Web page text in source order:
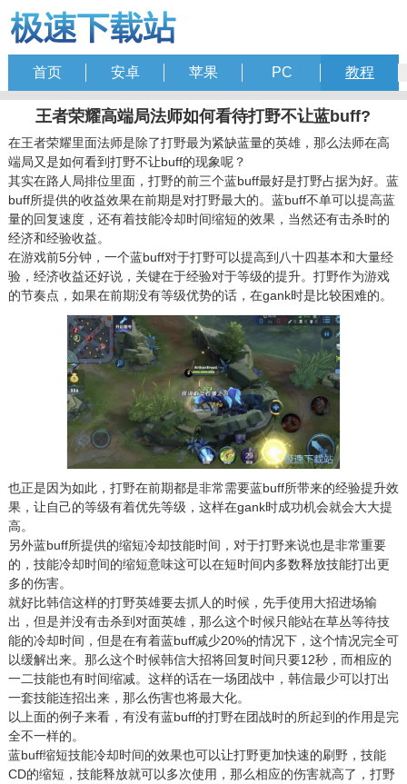
首页 安卓 苹果 PC 教程
王者荣耀高端局法师如何看待打野不让蓝buff?
在王者荣耀里面法师是除了打野最为紧缺蓝量的英雄，那么法师在高
端局又是如何看到打野不让buff的现象呢？
其实在路人局排位里面，打野的前三个蓝buff最好是打野占据为好。蓝
buff所提供的收益效果在前期是对打野最大的。蓝buff不单可以提高蓝
量的回复速度，还有着技能冷却时间缩短的效果，当然还有击杀时的
经济和经验收益。
在游戏前5分钟，一个蓝buff对于打野可以提高到八十四基本和大量经
验，经济收益还好说，关键在于经验对于等级的提升。打野作为游戏
的节奏点，如果在前期没有等级优势的话，在gank时是比较困难的。
也正是因为如此，打野在前期都是非常需要蓝buff所带来的经验提升效
果，让自己的等级有着优先等级，这样在gank时成功机会就会大大提
高。
另外蓝buff所提供的缩短冷却技能时间，对于打野来说也是非常重要
的，技能冷却时间的缩短意味这可以在短时间内多数释放技能打出更
多的伤害。
就好比韩信这样的打野英雄要去抓人的时候，先手使用大招进场输
出，但是并没有击杀到对面英雄，那么这个时候只能站在草丛等待技
能的冷却时间，但是在有着蓝buff减少20%的情况下，这个情况完全可
以缓解出来。那么这个时候韩信大招将回复时间只要12秒，而相应的
一二技能也有时间缩减。这样的话在一场团战中，韩信最少可以打出
一套技能连招出来，那么伤害也将最大化。
以上面的例子来看，有没有蓝buff的打野在团战时的所起到的作用是完
全不一样的。
蓝buff缩短技能冷却时间的效果也可以让打野更加快速的刷野，技能
CD的缩短，技能释放就可以多次使用，那么相应的伤害就高了，打野